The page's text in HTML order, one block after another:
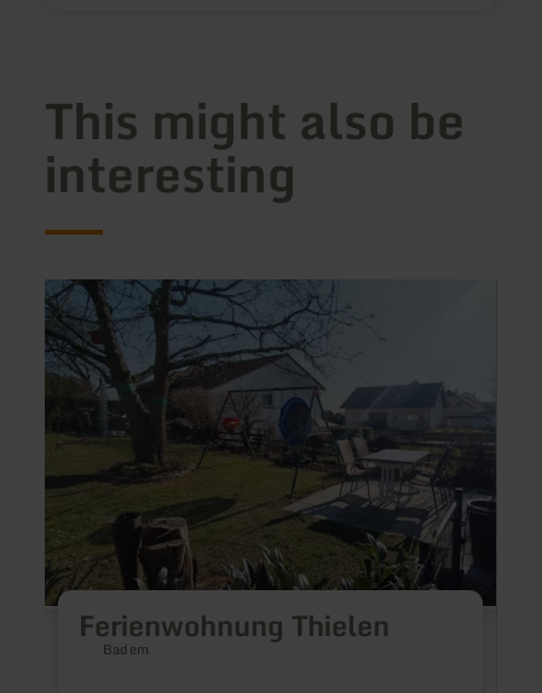
This might also be
interesting
Ferienwohnung Thielen
Badem
learn
more
about:
Ferienwohnung
Thielen